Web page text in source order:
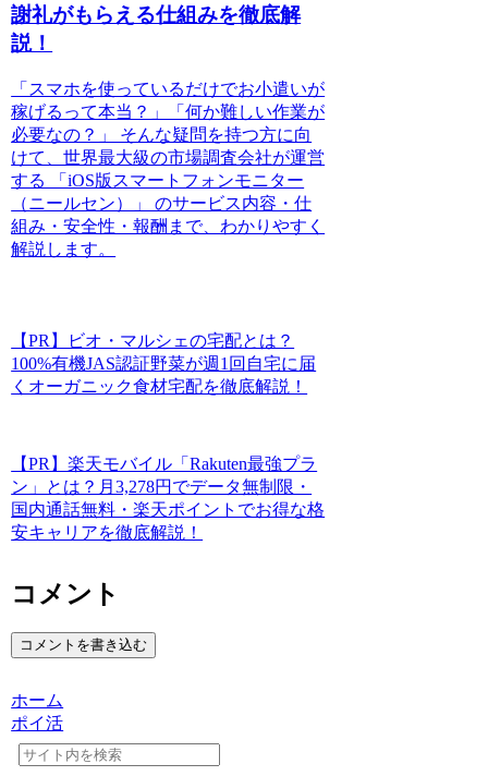
謝礼がもらえる仕組みを徹底解
説！
「スマホを使っているだけでお小遣いが
稼げるって本当？」「何か難しい作業が
必要なの？」 そんな疑問を持つ方に向
けて、世界最大級の市場調査会社が運営
する 「iOS版スマートフォンモニター
（ニールセン）」 のサービス内容・仕
組み・安全性・報酬まで、わかりやすく
解説します。
【PR】ビオ・マルシェの宅配とは？
100%有機JAS認証野菜が週1回自宅に届
くオーガニック食材宅配を徹底解説！
【PR】楽天モバイル「Rakuten最強プラ
ン」とは？月3,278円でデータ無制限・
国内通話無料・楽天ポイントでお得な格
安キャリアを徹底解説！
コメント
コメントを書き込む
ホーム
ポイ活